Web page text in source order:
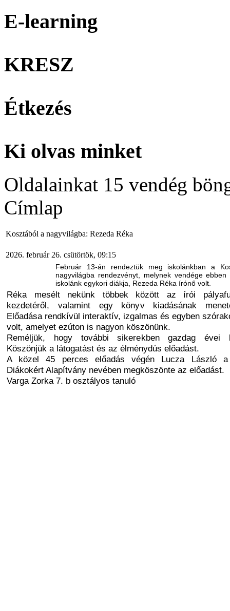
E-learning
KRESZ
Étkezés
Ki olvas minket
Oldalainkat 15 vendég
Címlap
Kosztából a nagyvilágba: Rezeda Réka
2026. február 26. csütörtök, 09:15
Február 13-án rendeztük meg iskolánkban a
nagyvilágba rendezvényt, melynek vendége
iskolánk egykori diákja, Rezeda Réka írónő volt.
Réka mesélt nekünk többek között az írói
kezdetéről, valamint egy könyv kiadásának
Előadása rendkívül interaktív, izgalmas és egyben
volt, amelyet ezúton is nagyon köszönünk.
Reméljük, hogy további sikerekben gazdag évei
Köszönjük a látogatást és az élménydús előadást.
A közel 45 perces előadás végén Lucza László a
Diákokért Alapítvány nevében megköszönte az előadást.
Varga Zorka 7. b osztályos tanuló